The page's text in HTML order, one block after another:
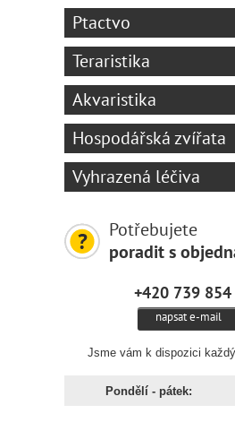
Ptactvo
Teraristika
Akvaristika
Hospodářská zvířata
Vyhrazená léčiva
Potřebujete
poradit s
+420 739
napsat e-mail
Jsme vám k dispozici
Pondělí - pátek: